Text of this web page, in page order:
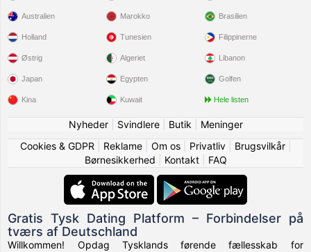
Australien
Holland
Østrig
Japan
Kina
Marokko
Tunesien
Algeriet
Egypten
Kuwait
Brasilien
Filippinerne
Libanon
Golfen
Hele listen
Nyheder| Svindlere| Butik
Meninger
Cookies & GDPR
Reklame| Om os| Privatliv| Brugsvilkår|
Børnesikkerhed
Kontakt| FAQ
Gratis Tysk Dating Platform – Forbindelser på
tværs af Deutschland
Willkommen! Opdag Tysklands førende fællesskab for